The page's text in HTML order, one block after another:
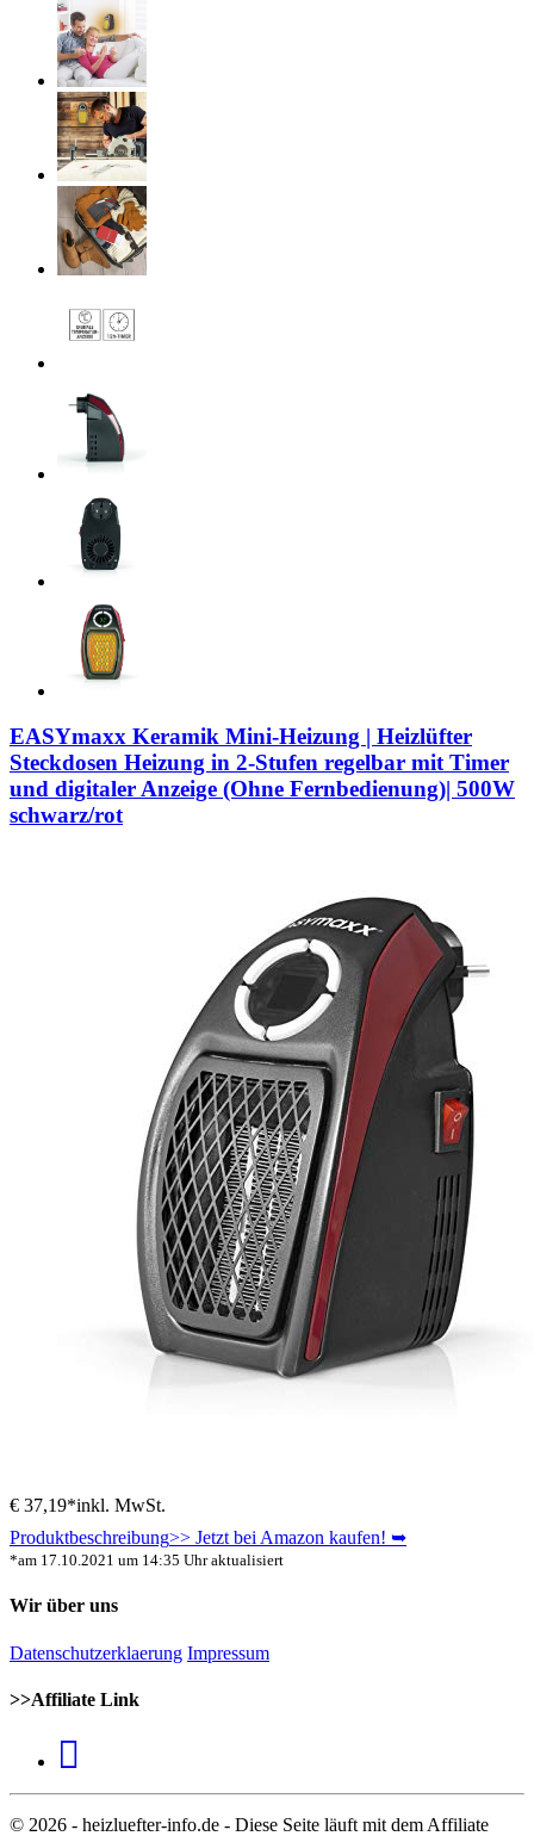
EASYmaxx Keramik Mini-Heizung | Heizlüfter
Steckdosen Heizung in 2-Stufen regelbar mit Timer
und digitaler Anzeige (Ohne Fernbedienung)| 500W
schwarz/rot
€ 37,19*inkl. MwSt.
Produktbeschreibung>> Jetzt bei Amazon kaufen! ➥
*am 17.10.2021 um 14:35 Uhr aktualisiert
Wir über uns
Datenschutzerklaerung Impressum
>>Affiliate Link
© 2026 - heizluefter-info.de - Diese Seite läuft mit dem Affiliate